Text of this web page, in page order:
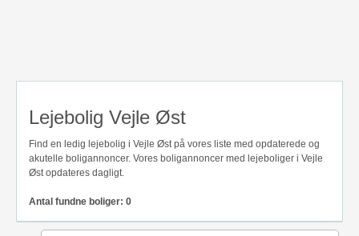
Lejebolig Vejle Øst
Find en ledig lejebolig i Vejle Øst på vores liste med opdaterede og
akutelle boligannoncer. Vores boligannoncer med lejeboliger i Vejle
Øst opdateres dagligt.
Antal fundne boliger: 0